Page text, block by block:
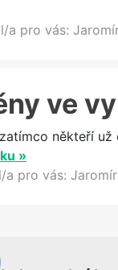
a pro vás:
ve
někteří
»
a pro vás: